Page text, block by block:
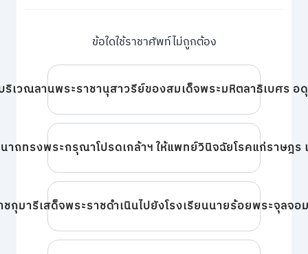
ข้อใดใช้ราชาศัพท์ไม่ถูกต้อง
เวณลานพระราชานุสาวรีย์ของสมเด็จพระมหิตลาธิเบศร
ถทรงพระกรุณาโปรดเกล้าฯ ให้แพทย์วินิจฉัยโรคแก่ราษฎร
มารีเสด็จพระราชดำเนินไปยังโรงเรียนนายร้อยพระจุลจอ